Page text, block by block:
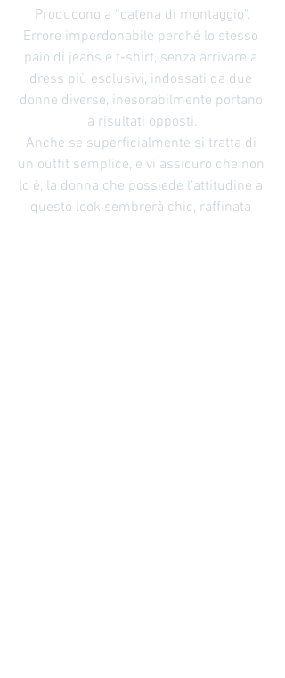
Producono a “catena di montaggio”.
Errore imperdonabile perché lo stesso
paio di jeans e t-shirt, senza arrivare a
dress più esclusivi, indossati da due
donne diverse, inesorabilmente portano
a risultati opposti.
Anche se superficialmente si tratta di
un outfit semplice, e vi assicuro che non
lo è, la donna che possiede l’attitudine a
questo look sembrerà chic, raffinata